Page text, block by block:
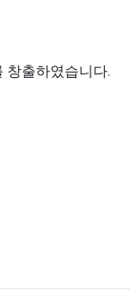
창출하였습니다.